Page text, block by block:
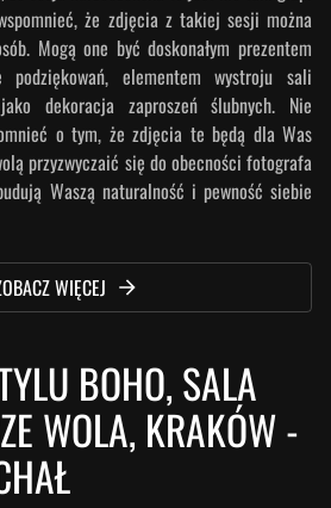
że zdjęcia z takiej sesji można
Mogą one być doskonałym prezentem
elementem wystroju sali
dekoracja zaproszeń ślubnych. Nie
o tym, że zdjęcia te będą dla Was
przyzwyczaić się do obecności fotografa
Waszą naturalność i pewność siebie
WIĘCEJ
BOHO, SALA
WOLA, KRAKÓW-